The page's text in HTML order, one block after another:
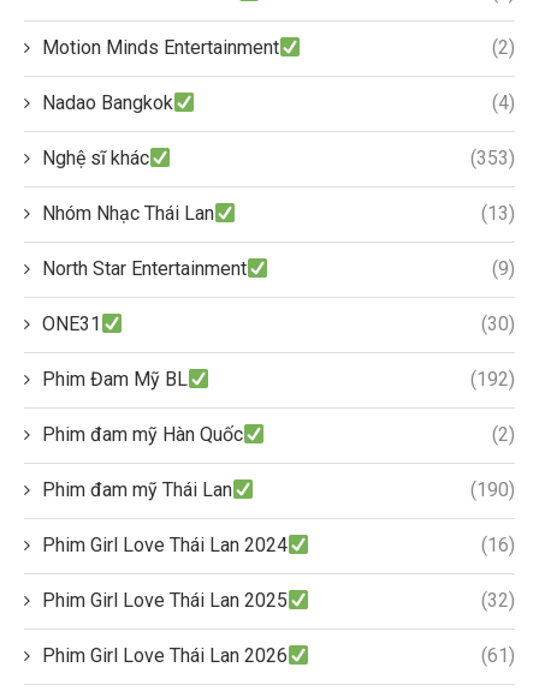
Motion Minds Entertainment (2)
Nadao Bangkok (4)
Nghệ sĩ khác (353)
Nhóm Nhạc Thái Lan (13)
North Star Entertainment (9)
ONE31 (30)
Phim Đam Mỹ BL (192)
Phim đam mỹ Hàn Quốc (2)
Phim đam mỹ Thái Lan (190)
Phim Girl Love Thái Lan 2024 (16)
Phim Girl Love Thái Lan 2025 (32)
Phim Girl Love Thái Lan 2026 (61)